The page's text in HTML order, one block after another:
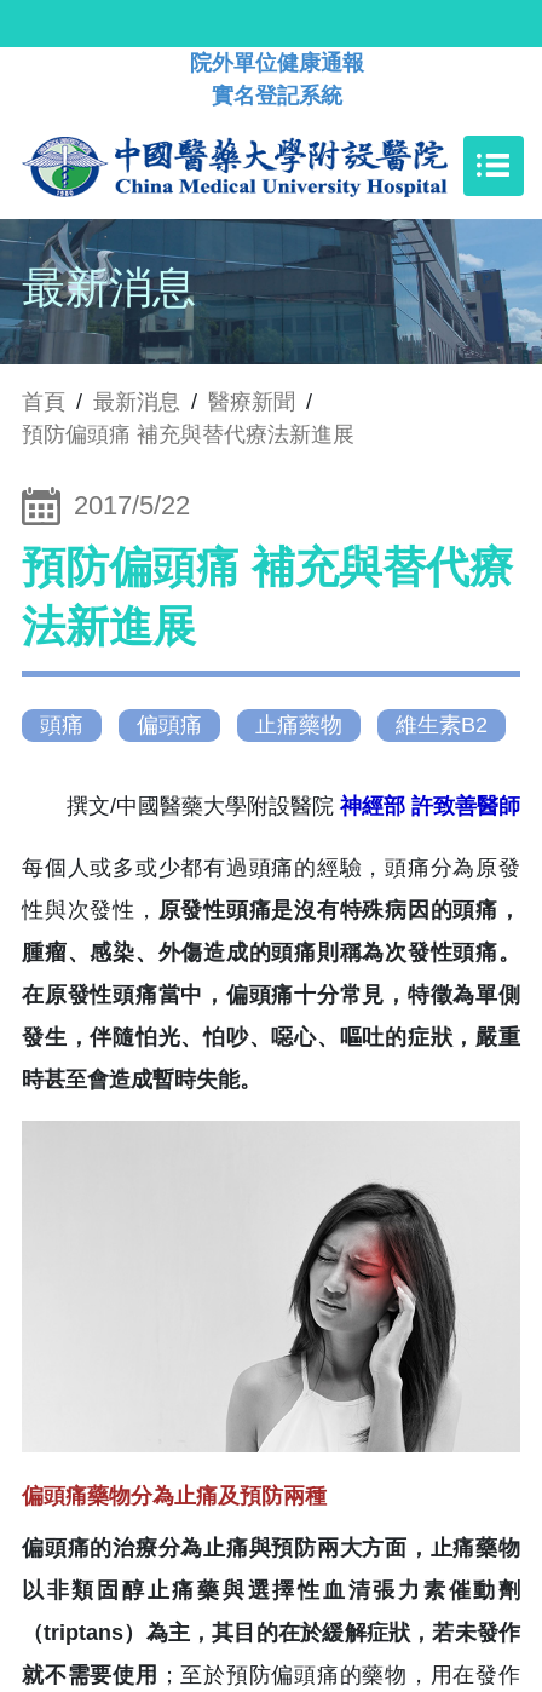
院外單位健康通報
實名登記系統
最新消息
首頁 / 最新消息 / 醫療新聞 /
預防偏頭痛 補充與替代療法新進展
2017/5/22
預防偏頭痛 補充與替代療
法新進展
頭痛 偏頭痛 止痛藥物 維生素B2
撰文/中國醫藥大學附設醫院 神經部 許致善醫師
每個人或多或少都有過頭痛的經驗，頭痛分為原發
性與次發性， 原發性頭痛是沒有特殊病因的頭痛，
腫瘤、感染、外傷造成的頭痛則稱為次發性頭痛。
在原發性頭痛當中，偏頭痛十分常見，特徵為單側
發生，伴隨怕光、怕吵、噁心、嘔吐的症狀，嚴重
時甚至會造成暫時失能。
偏頭痛藥物分為止痛及預防兩種
偏頭痛的治療分為止痛與預防兩大方面，止痛藥物
以非類固醇止痛藥與選擇性血清張力素催動劑
（triptans）為主，其目的在於緩解症狀，若未發作
就不需要使用 ；至於預防偏頭痛的藥物，用在發作